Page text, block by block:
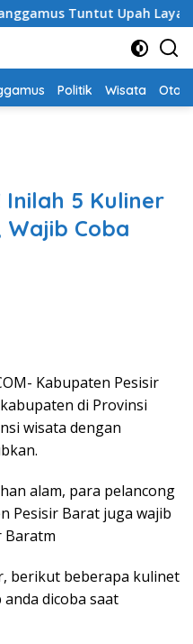
Tuntut Upah Layak
Politik Wisata Oto
Inilah 5 Kuliner
Wajib Coba
Kabupaten Pesisir
di Provinsi
wisata dengan
alam, para pelancong
Pesisir Barat juga wajib
Baratm
berikut beberapa kulinet
dicoba saat